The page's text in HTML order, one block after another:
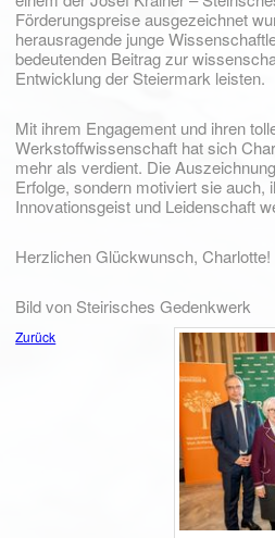
Förderungspreise ausgezeichnet
herausragende junge
bedeutenden Beitrag zur
Entwicklung der Steiermark leisten.
Mit ihrem Engagement und ihren
Werkstoffwissenschaft hat sich
mehr als verdient. Die
Erfolge, sondern motiviert sie auch,
Innovationsgeist und Leidenschaft
Herzlichen Glückwunsch, Charlotte!
Bild von Steirisches Gedenkwerk
Zurück